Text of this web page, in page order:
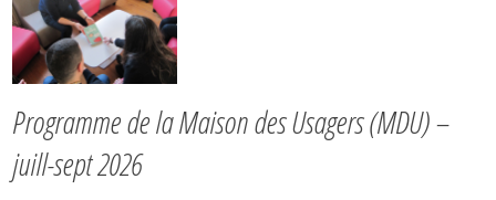
Programme de la Maison des Usagers (MDU) –
juill-sept 2026